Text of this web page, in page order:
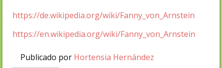
https://de.wikipedia.org/wiki/Fanny_von_Arnstein
https://en.wikipedia.org/wiki/Fanny_von_Arnstein
Publicado por Hortensia Hernández